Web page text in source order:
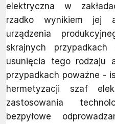
elektryczna w
rzadko wynikiem jej
urządzenia
skrajnych przypadkach
usunięcia tego rodzaju
przypadkach poważne -
hermetyzacji szaf
zastosowania
bezpyłowe